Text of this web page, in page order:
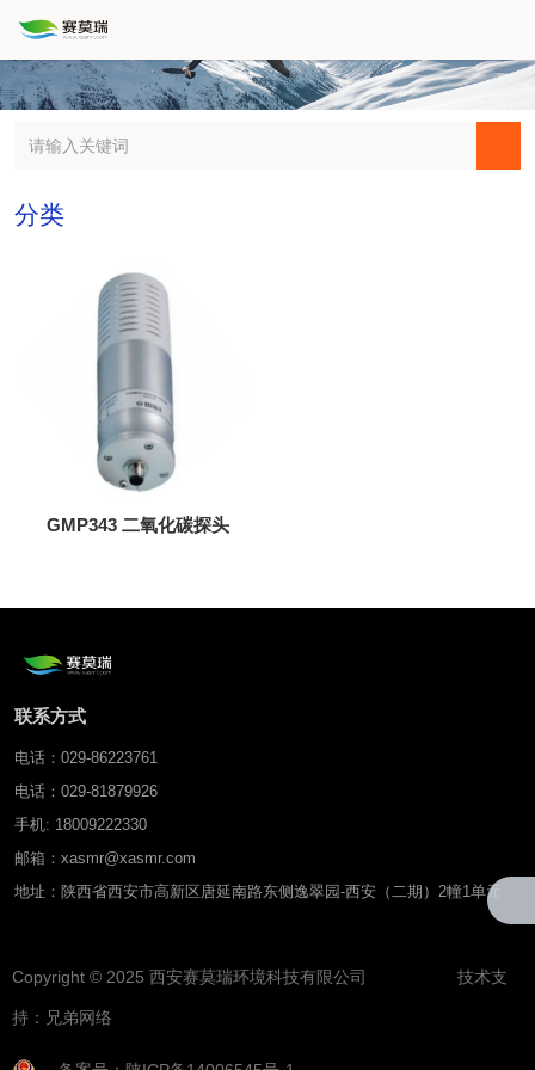
分类
GMP343 二氧化碳探头
联系方式
电话：029-86223761
电话：029-81879926
手机: 18009222330
邮箱：xasmr@xasmr.com
地址：陕西省西安市高新区唐延南路东侧逸翠园-西安（二期）2幢1单元
Copyright © 2025 西安赛莫瑞环境科技有限公司 技术支
持： 兄弟网络